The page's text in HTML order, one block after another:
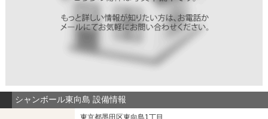
シャンボール東向島 設備情報
東京都墨田区東向島1丁目